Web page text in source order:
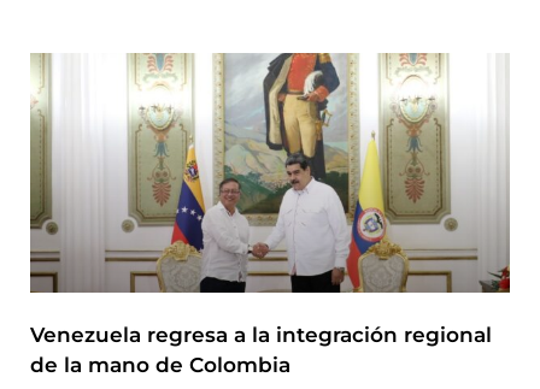
Venezuela regresa a la integración regional
de la mano de Colombia